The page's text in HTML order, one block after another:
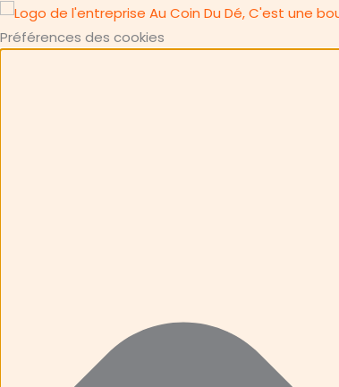
Préférences des cookies